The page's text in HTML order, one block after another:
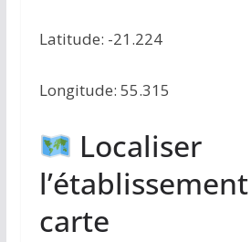
Latitude: -21.224
Longitude: 55.315
Localiser
carte